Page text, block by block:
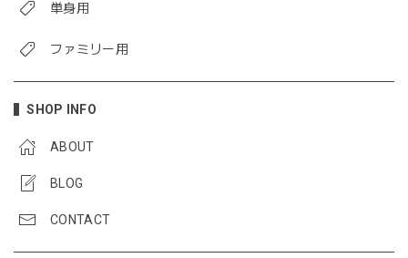
単身用
ファミリー用
SHOP INFO
ABOUT
BLOG
CONTACT